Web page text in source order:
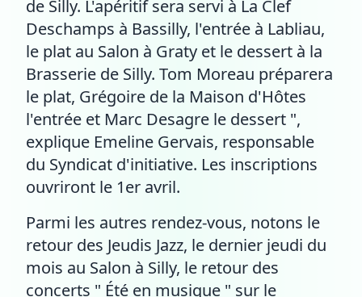
de Silly. L'apéritif sera servi à La Clef
Deschamps à Bassilly, l'entrée à Labliau,
le plat au Salon à Graty et le dessert à la
Brasserie de Silly. Tom Moreau préparera
le plat, Grégoire de la Maison d'Hôtes
l'entrée et Marc Desagre le dessert ",
explique Emeline Gervais, responsable
du Syndicat d'initiative. Les inscriptions
ouvriront le 1er avril.
Parmi les autres rendez-vous, notons le
retour des Jeudis Jazz, le dernier jeudi du
mois au Salon à Silly, le retour des
concerts " Été en musique " sur le